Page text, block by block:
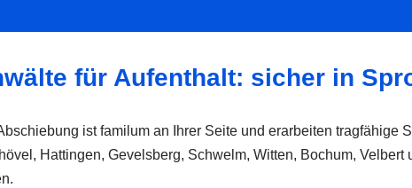
für Aufenthalt: sicher in
ist familum an Ihrer Seite und erarbeiten
Hattingen, Gevelsberg, Schwelm, Witten, Bochum,